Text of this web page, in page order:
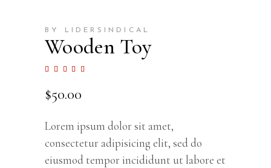
BY LIDERSINDICAL
Wooden Toy
de 5
en
base
valoración
de un
cliente
$50.00
Lorem ipsum dolor sit amet,
consectetur adipisicing elit, sed do
eiusmod tempor incididunt ut labore et